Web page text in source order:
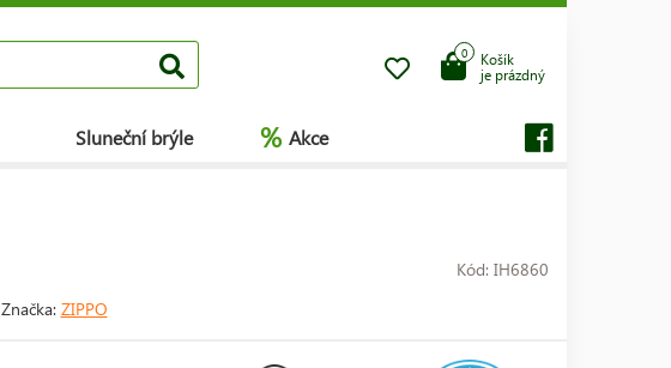
Košík
je prázdný
0
Sluneční brýle % Akce
Kód: IH6860
Značka: ZIPPO